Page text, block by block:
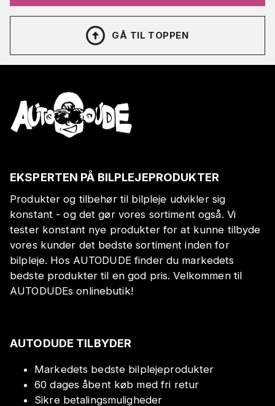
GÅ TIL TOPPEN
EKSPERTEN PÅ BILPLEJEPRODUKTER
Produkter og tilbehør til bilpleje udvikler sig
konstant - og det gør vores sortiment også. Vi
tester konstant nye produkter for at kunne tilbyde
vores kunder det bedste sortiment inden for
bilpleje. Hos AUTODUDE finder du markedets
bedste produkter til en god pris. Velkommen til
AUTODUDEs onlinebutik!
AUTODUDE TILBYDER
Markedets bedste bilplejeprodukter
60 dages åbent køb med fri retur
Sikre betalingsmuligheder